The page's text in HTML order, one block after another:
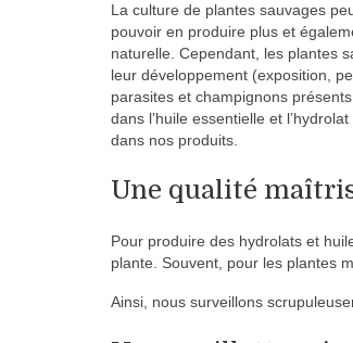
La culture de plantes sauvages
pouvoir en produire plus et
naturelle. Cependant, les plantes
leur développement (exposition,
parasites et champignons
dans l’huile essentielle et
dans nos produits.
Une qualité
Pour produire des hydrolats et
plante. Souvent, pour les plantes
Ainsi, nous surveillons